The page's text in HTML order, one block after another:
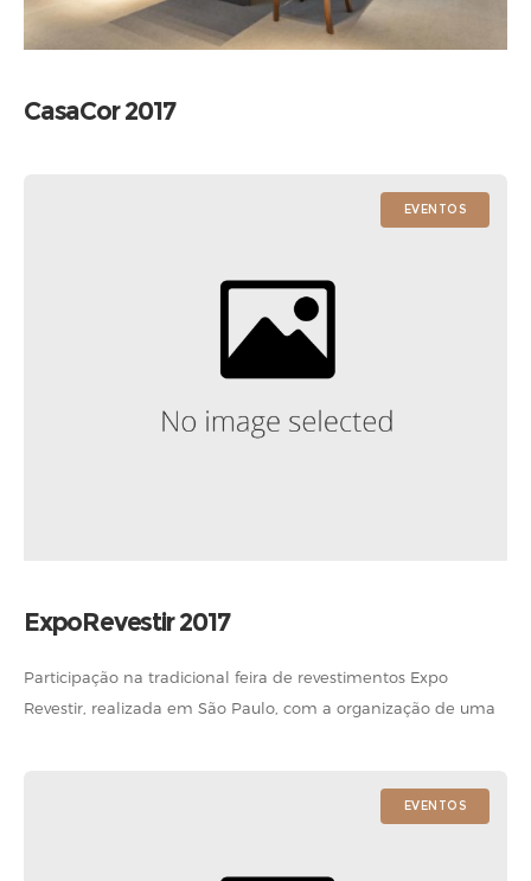
CasaCor 2017
EVENTOS
ExpoRevestir 2017
Participação na tradicional feira de revestimentos Expo
Revestir, realizada em São Paulo, com a organização de uma
EVENTOS